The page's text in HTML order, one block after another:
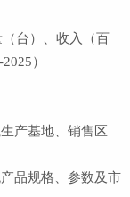
台）、收入（百
）
产基地、销售区
品规格、参数及市